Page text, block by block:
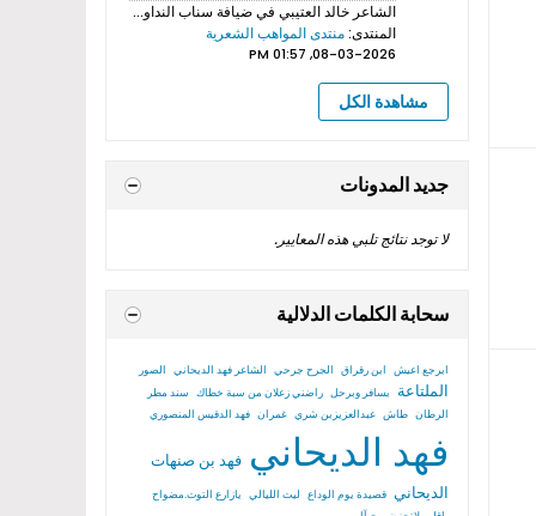
الشاعر خالد العتيبي في ضيافة سناب النداوي بروموهات فيديوهات...
المنتدى:منتدى المواهب الشعرية
08-03-2026, 01:57 PM
مشاهدة الكل
جديد المدونات
لا توجد نتائج تلبي هذه المعايير.
سحابة الكلمات الدلالية
ابرجع اعيش ابن رقراق الجرح جرحي الشاعر فهد الديحاني الصور
الملتاعة بسافر وبرحل راضني زعلان من سبة خطاك سند مطر
الرطان طاش عبدالعزيزبن شري غمران فهد الدقيس المنصوري
فهد الديحاني فهد بن صنهات
الديحاني قصيدة يوم الوداع ليت الليالي يازارع التوت.مضواح